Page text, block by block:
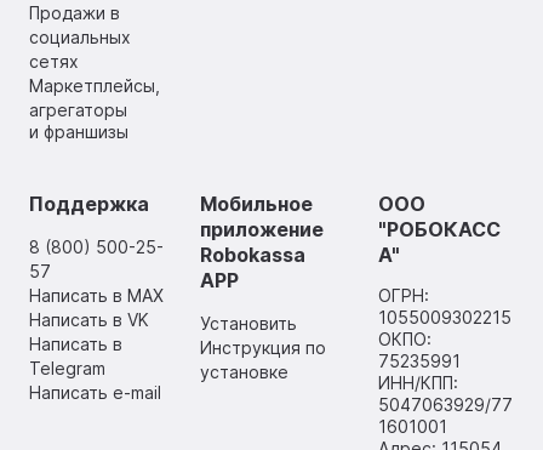
Продажи в
социальных
сетях
Маркетплейсы,
агрегаторы
и франшизы
Поддержка
8 (800) 500-25-
57
Написать в MAX
Написать в VK
Написать в
Telegram
Написать e-mail
Мобильное
приложение
Robokassa
APP
Установить
Инструкция по
установке
ООО
"РОБОКАСС
А"
ОГРН:
1055009302215
ОКПО:
75235991
ИНН/КПП:
5047063929/77
1601001